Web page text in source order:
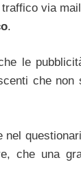
via
.
le
che
che una